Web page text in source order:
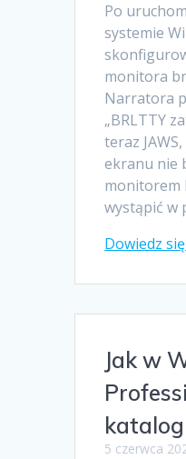
Po
systemie
monitora
Narratora
„BRLTTY
teraz
ekranu nie
monitorem
wystąpić w
Dowiedz
Jak w
5 czerwca